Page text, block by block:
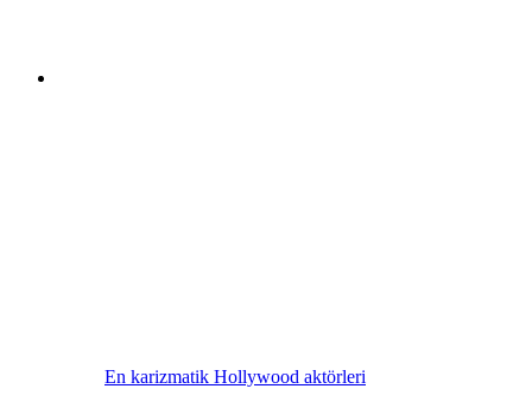
En karizmatik Hollywood aktörleri